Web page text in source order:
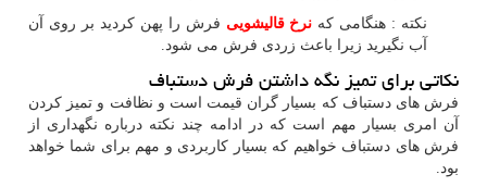
نکته : هنگامی که نرخ قالیشویی فرش را پهن کردید بر روی آن
آب نگیرید زیرا باعث زردی فرش می شود.
نکاتی برای تمیز نگه داشتن فرش دستباف
فرش های دستباف که بسیار گران قیمت است و نظافت و تمیز کردن
آن امری بسیار مهم است که در ادامه چند نکته درباره نگهداری از
فرش های دستباف خواهیم که بسیار کاربردی و مهم برای شما خواهد
بود.